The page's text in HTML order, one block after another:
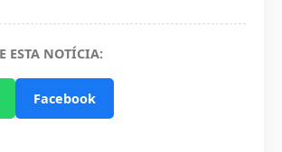
ESTA NOTÍCIA:
Facebook